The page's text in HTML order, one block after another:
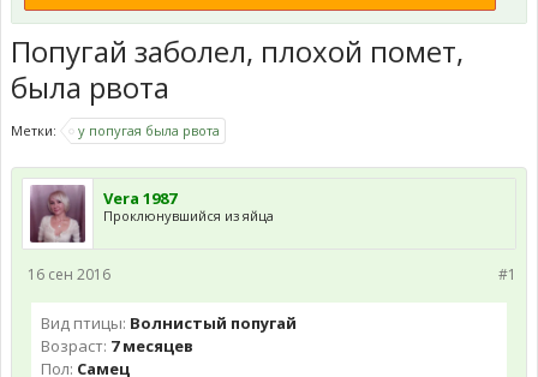
Попугай заболел, плохой помет,
была рвота
Метки: у попугая была рвота
Vera 1987
Проклюнувшийся из яйца
#1
16 сен 2016
Вид птицы: Волнистый попугай
Возраст: 7 месяцев
Пол: Самец